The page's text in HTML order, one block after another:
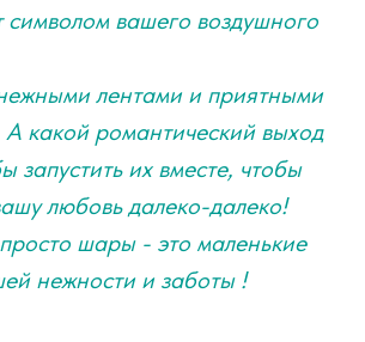
символом вашего воздушного
лентами и приятными
какой романтический выход
запустить их вместе, чтобы
любовь далеко-далеко!
шары - это маленькие
нежности и заботы !